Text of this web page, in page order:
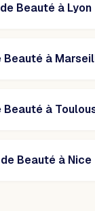
Beauté à Lyon
Beauté à
Beauté à
Beauté à Nice